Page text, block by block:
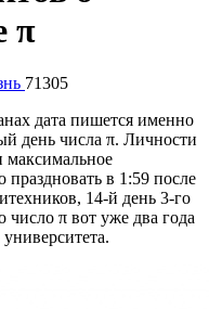
π
71305
дата пишется именно
день числа π. Личности
максимальное
в 1:59 после
14-й день 3-го
π вот уже два года